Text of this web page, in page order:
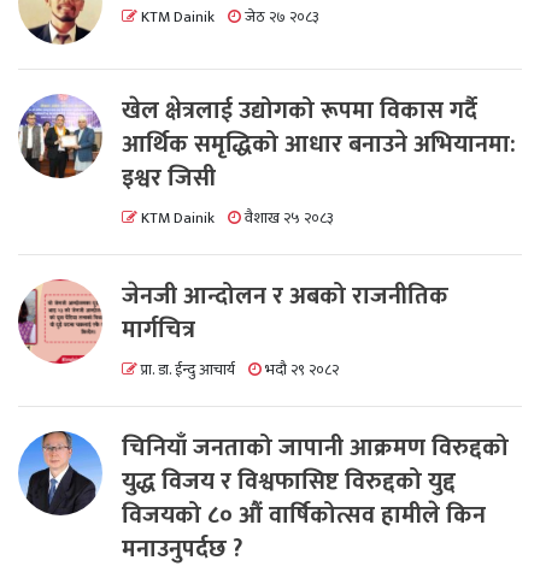
KTM Dainik जेठ २७ २०८३
खेल क्षेत्रलाई उद्योगको रूपमा विकास गर्दै
आर्थिक समृद्धिको आधार बनाउने अभियानमा:
इश्वर जिसी
KTM Dainik वैशाख २५ २०८३
जेनजी आन्दोलन र अबको राजनीतिक
मार्गचित्र
प्रा. डा. ईन्दु आचार्य भदौ २९ २०८२
चिनियाँ जनताको जापानी आक्रमण विरुद्दको
युद्ध विजय र विश्वफासिष्ट विरुद्दको युद्द
विजयको ८० औं वार्षिकोत्सव हामीले किन
मनाउनुपर्दछ ?